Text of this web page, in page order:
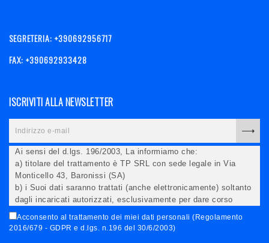
SEGRETERIA: +390692956717
FAX: +390692933428
ISCRIVITI ALLA NEWSLETTER
Ai sensi del d.lgs. 196/2003, La informiamo che:
a) titolare del trattamento è TP SRL con sede legale in Via
Monticello 43, Baronissi (SA)
b) i Suoi dati saranno trattati (anche elettronicamente) soltanto
dagli incaricati autorizzati, esclusivamente per dare corso
all'invio della newsletter e per l'invio (anche via email) di
informazioni relative alle iniziative del Titolare;
Acconsento al trattamento dei miei dati personali (Regolamento
2016/679 - GDPR e d.lgs. n.196 del 30/6/2003)